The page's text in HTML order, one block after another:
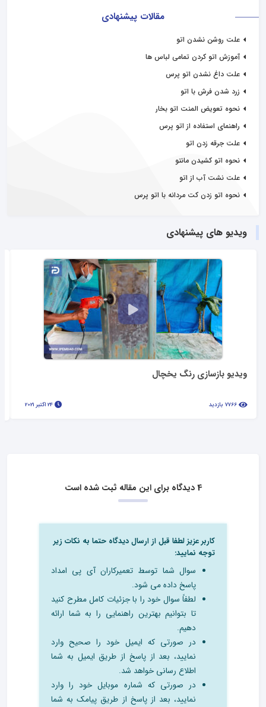
مقالات پیشنهادی
علت روشن نشدن اتو
آموزش اتو کردن تمامی لباس ها
علت داغ نشدن اتو پرس
زرد شدن فرش با اتو
نحوه تعویض المنت اتو بخار
راهنمای استفاده از اتو پرس
علت جرقه زدن اتو
نحوه اتو کشیدن مانتو
علت نشت آب از اتو
نحوه اتو زدن کت مردانه با اتو پرس
ویدیو های پیشنهادی
ویدیو بازسازی رنگ یخچال
4 دیدگاه برای این مقاله ثبت شده است
کاربر عزیز لطفا قبل از ارسال دیدگاه حتما به نکات زیر
توجه نمایید:
سوال شما توسط تعمیرکاران آی پی امداد
پاسخ داده می شود.
لطفاً سوال خود را با جزئیات کامل مطرح کنید
تا بتوانیم بهترین راهنمایی را به شما ارائه
دهیم.
در صورتی که ایمیل خود را صحیح وارد
نمایید، بعد از پاسخ از طریق ایمیل به شما
اطلاع رسانی خواهد شد.
در صورتی که شماره موبایل خود را وارد
نمایید، بعد از پاسخ از طریق پیامک به شما